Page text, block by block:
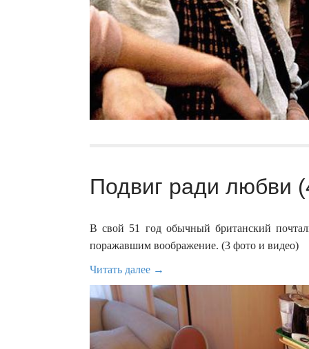
Подвиг ради любви
В свой 51 год обычный британский
поражавшим воображение. (3 фото и видео)
Читать далее →